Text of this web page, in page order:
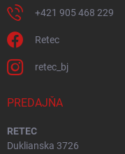
+421 905 468 229
Retec
retec_bj
PREDAJŇA
RETEC
Duklianska 3726